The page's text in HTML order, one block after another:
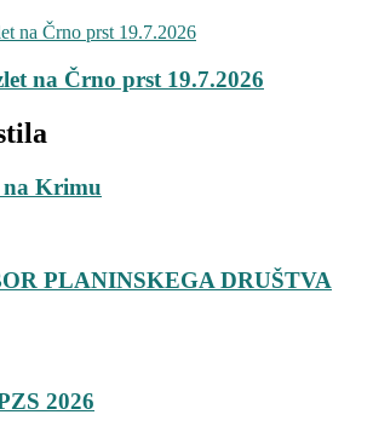
na Črno prst 19.7.2026
na Krimu
PLANINSKEGA DRUŠTVA
2026